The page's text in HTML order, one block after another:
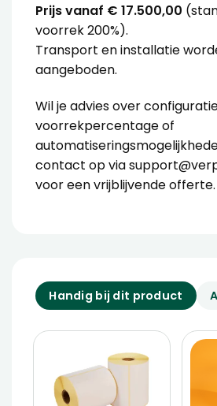
Prijs vanaf € 17.500,00
voorrek 200%).
Transport en installatie
aangeboden.
Wil je advies over
voorrekpercentage of
contact op via
voor een vrijblijvende offerte.
Handig bij dit product